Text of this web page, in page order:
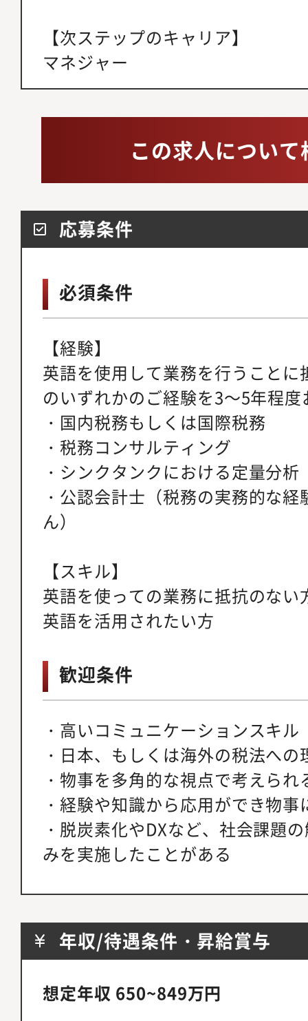
【次ステップのキャリア】
マネジャー
この求人につい
応募条件
必須条件
【経験】
英語を使用して業務を行うこと
のいずれかのご経験を3～5年程
・国内税務もしくは国際税務
・税務コンサルティング
・シンクタンクにおける定量分析
・公認会計士（税務の実務的な
ん）
【スキル】
英語を使っての業務に抵抗のな
英語を活用されたい方
歓迎条件
・高いコミュニケーションスキル
・日本、もしくは海外の税法への
・物事を多角的な視点で考えられ
・経験や知識から応用ができ物
・脱炭素化やDXなど、社会課題
みを実施したことがある
年収/待遇条件・昇給賞与
想定年収 650~849万円